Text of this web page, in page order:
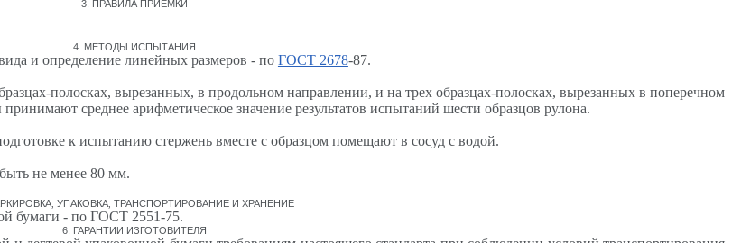
3. ПРАВИЛА ПРИЕМКИ
4. МЕТОДЫ ИСПЫТАНИЯ
и определение линейных размеров - по ГОСТ 2678-87.
полосках, вырезанных, в продольном направлении, и на трех образцах-полосках, вырезанных в поперечном
среднее арифметическое значение результатов испытаний шести образцов рулона.
к испытанию стержень вместе с образцом помещают в сосуд с водой.
не менее 80 мм.
УПАКОВКА ТРАНСПОРТИРОВАНИЕ И ХРАНЕНИЕ
бумаги - по ГОСТ 2551-75.
6. ГАРАНТИИ ИЗГОТОВИТЕЛЯ